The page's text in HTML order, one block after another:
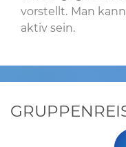
vorstellt. Man
aktiv sein.